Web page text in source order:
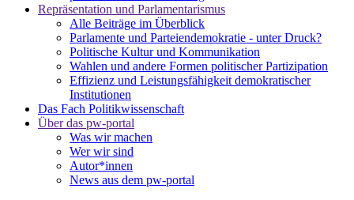
Repräsentation und Parlamentarismus
Alle Beiträge im Überblick
Parlamente und Parteiendemokratie - unter Druck?
Politische Kultur und Kommunikation
Wahlen und andere Formen politischer Partizipation
Effizienz und Leistungsfähigkeit demokratischer
Institutionen
Das Fach Politikwissenschaft
Über das pw-portal
Was wir machen
Wer wir sind
Autor*innen
News aus dem pw-portal